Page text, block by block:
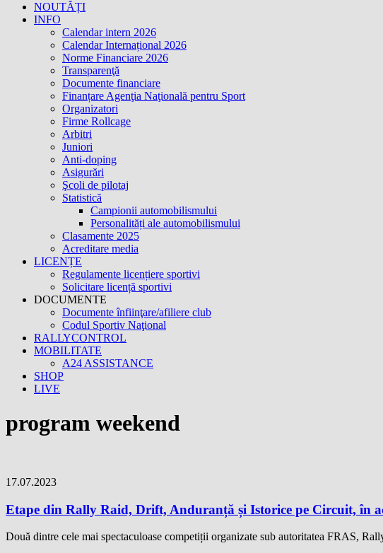
NOUTĂȚI
INFO
Calendar intern 2026
Calendar Internațional 2026
Norme Financiare 2026
Transparenţă
Documente financiare
Finanțare Agenţia Naţională pentru Sport
Organizatori
Firme Rollcage
Arbitri
Juniori
Anti-doping
Asigurări
Şcoli de pilotaj
Statistică
Campionii automobilismului
Personalități ale automobilismului
Clasamente 2025
Acreditare media
LICENȚE
Regulamente licențiere sportivi
Solicitare licență sportivi
DOCUMENTE
Documente înfiinţare/afiliere club
Codul Sportiv Naţional
RALLYCONTROL
MOBILITATE
A24 ASSISTANCE
SHOP
LIVE
program weekend
17.07.2023
Etape din Rally Raid, Drift, Anduranță și Istorice pe Circuit, în
Două dintre cele mai spectaculoase competiții organizate sub autoritatea FRAS,